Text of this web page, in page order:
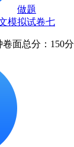
做题
模拟试卷七
卷面总分：150分